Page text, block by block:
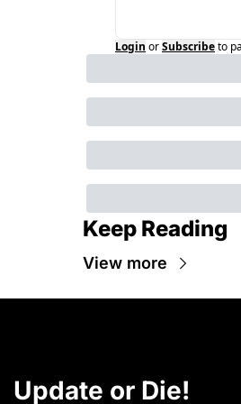
Login orSubscribeto
Keep Reading
View more
Update or Die!